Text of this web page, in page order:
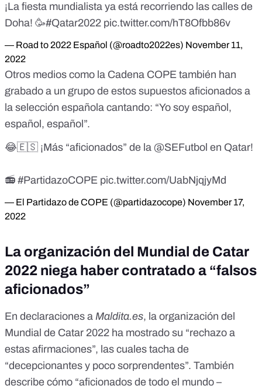
¡La fiesta mundialista ya está recorriendo las calles de
Doha! 🥳#Qatar2022 pic.twitter.com/hT8Ofbb86v
— Road to 2022 Español (@roadto2022es) November 11,
2022
Otros medios como la Cadena COPE también han
grabado a un grupo de estos supuestos aficionados a
la selección española cantando: “Yo soy español,
español, español”.
😂🇪🇸 ¡Más “aficionados” de la @SEFutbol en Qatar!
📻 #PartidazoCOPE pic.twitter.com/UabNjqjyMd
— El Partidazo de COPE (@partidazocope) November 17,
2022
La organización del Mundial de Catar
2022 niega haber contratado a “falsos
aficionados”
En declaraciones a Maldita.es, la organización del
Mundial de Catar 2022 ha mostrado su “rechazo a
estas afirmaciones”, las cuales tacha de
“decepcionantes y poco sorprendentes”. También
describe cómo “aficionados de todo el mundo –